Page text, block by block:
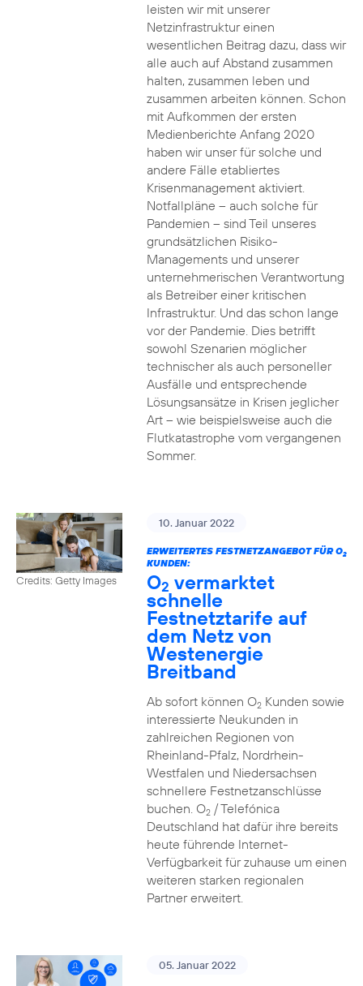
leisten wir mit unserer
Netzinfrastruktur einen
wesentlichen Beitrag dazu, dass wir
alle auch auf Abstand zusammen
halten, zusammen leben und
zusammen arbeiten können. Schon
mit Aufkommen der ersten
Medienberichte Anfang 2020
haben wir unser für solche und
andere Fälle etabliertes
Krisenmanagement aktiviert.
Notfallpläne – auch solche für
Pandemien – sind Teil unseres
grundsätzlichen Risiko-
Managements und unserer
unternehmerischen Verantwortung
als Betreiber einer kritischen
Infrastruktur. Und das schon lange
vor der Pandemie. Dies betrifft
sowohl Szenarien möglicher
technischer als auch personeller
Ausfälle und entsprechende
Lösungsansätze in Krisen jeglicher
Art – wie beispielsweise auch die
Flutkatastrophe vom vergangenen
Sommer.
Credits: Getty Images
10. Januar 2022
ERWEITERTES FESTNETZANGEBOT FÜR O2
KUNDEN:
O2 vermarktet
schnelle
Festnetztarife auf
dem Netz von
Westenergie
Breitband
Ab sofort können O2Kunden sowie
interessierte Neukunden in
zahlreichen Regionen von
Rheinland-Pfalz, Nordrhein-
Westfalen und Niedersachsen
schnellere Festnetzanschlüsse
buchen. O2/ Telefónica
Deutschland hat dafür ihre bereits
heute führende Internet-
Verfügbarkeit für zuhause um einen
weiteren starken regionalen
Partner erweitert.
05. Januar 2022